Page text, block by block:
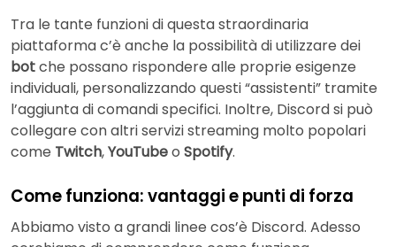
Tra le tante funzioni di questa straordinaria
piattaforma c’è anche la possibilità di utilizzare dei
botche possano rispondere alle proprie esigenze
individuali, personalizzando questi “assistenti” tramite
l’aggiunta di comandi specifici. Inoltre, Discord si può
collegare con altri servizi streaming molto popolari
come Twitch,YouTubeo Spotify.
Come funziona: vantaggi e punti di forza
Abbiamo visto a grandi linee cos’è Discord. Adesso